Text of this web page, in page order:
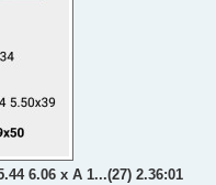
6.06 x A 1...(27) 2.36:01